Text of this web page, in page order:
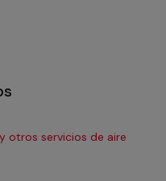
otros servicios de aire